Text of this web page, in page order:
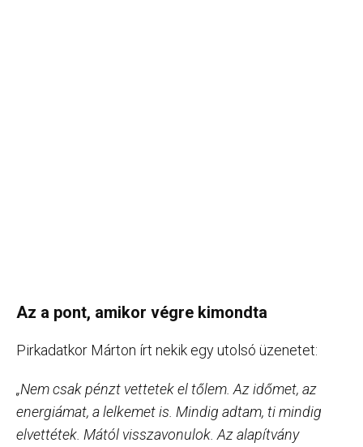
Az a pont, amikor végre kimondta
Pirkadatkor Márton írt nekik egy utolsó üzenetet:
„Nem csak pénzt vettetek el tőlem. Az időmet, az
energiámat, a lelkemet is. Mindig adtam, ti mindig
elvettétek. Mától visszavonulok. Az alapítvány